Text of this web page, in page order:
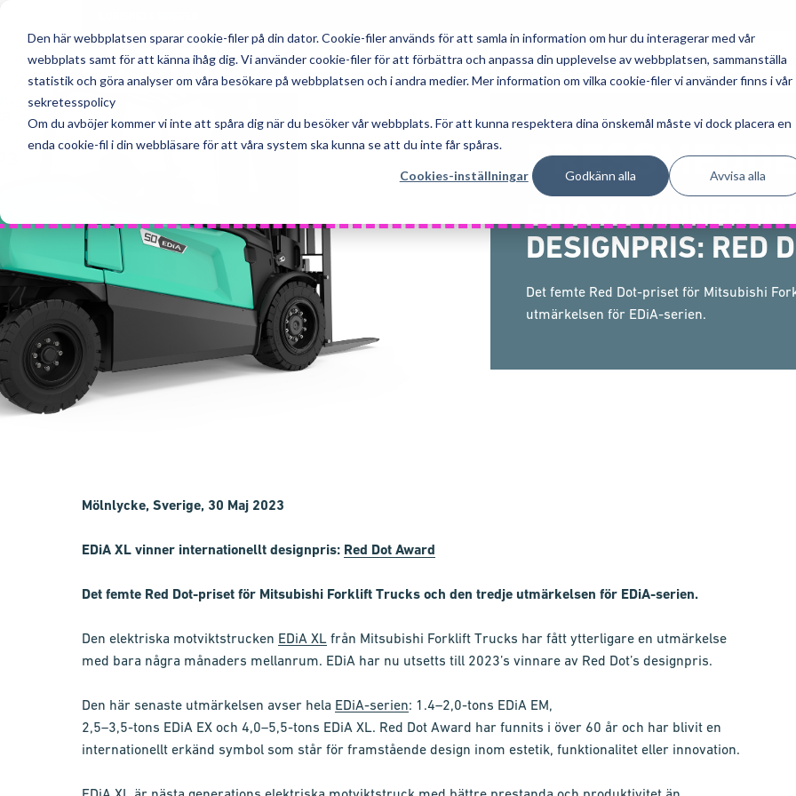
Den här webbplatsen sparar cookie-filer på din dator. Cookie-filer används för att samla in information om hur du interagerar med vår
webbplats samt för att känna ihåg dig. Vi använder cookie-filer för att förbättra och anpassa din upplevelse av webbplatsen, sammanställa
statistik och göra analyser om våra besökare på webbplatsen och i andra medier. Mer information om vilka cookie-filer vi använder finns i vår
sekretesspolicy
Om du avböjer kommer vi inte att spåra dig när du besöker vår webbplats. För att kunna respektera dina önskemål måste vi dock placera en
enda cookie-fil i din webbläsare för att våra system ska kunna se att du inte får spåras.
Cookies-inställningar Godkänn alla Avvisa alla
content
PRODUKTER LÖSNINGAR
EDIA XL VINNER
DESIGNPRIS: RED
Det femte Red Dot-priset för Mitsubishi
utmärkelsen för EDiA-serien.
Mölnlycke, Sverige, 30 Maj 2023
EDiA XL vinner internationellt designpris: Red Dot Award
Det femte Red Dot-priset för Mitsubishi Forklift Trucks och den tredje utmärkelsen för EDiA-serien.
Den elektriska motviktstrucken EDiA XL från Mitsubishi Forklift Trucks har fått ytterligare en utmärkelse
med bara några månaders mellanrum. EDiA har nu utsetts till 2023’s vinnare av Red Dot’s designpris.
Den här senaste utmärkelsen avser hela EDiA-serien: 1.4–2,0-tons EDiA EM,
2,5–3,5-tons EDiA EX och 4,0–5,5-tons EDiA XL. Red Dot Award har funnits i över 60 år och har blivit en
internationellt erkänd symbol som står för framstående design inom estetik, funktionalitet eller innovation.